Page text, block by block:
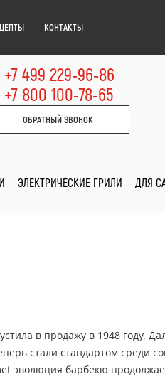
КОНТАКТЫ
+7 499 229-96-86
+7 800 100-78-65
ОБРАТНЫЙ ЗВОНОК
ЭЛЕКТРИЧЕСКИЕ ГРИЛИ ДЛЯ
в продажу в 1948 году.
стали стандартом среди
эволюция барбекю